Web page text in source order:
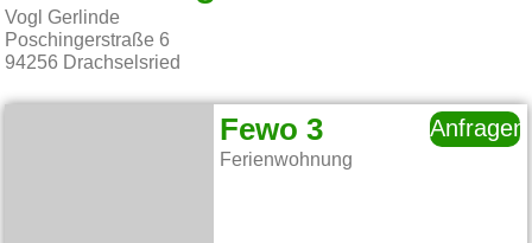
Vogl Gerlinde
Poschingerstraße 6
94256 Drachselsried
Fewo 3
Ferienwohnung
Anfragen